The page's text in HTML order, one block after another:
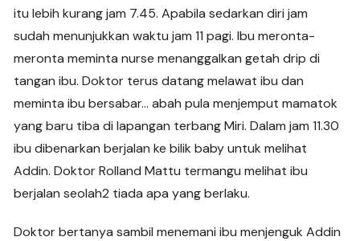
itu lebih kurang jam 7.45. Apabila sedarkan diri jam
sudah menunjukkan waktu jam 11 pagi. Ibu meronta-
meronta meminta nurse menanggalkan getah drip di
tangan ibu. Doktor terus datang melawat ibu dan
meminta ibu bersabar… abah pula menjemput mamatok
yang baru tiba di lapangan terbang Miri. Dalam jam 11.30
ibu dibenarkan berjalan ke bilik baby untuk melihat
Addin. Doktor Rolland Mattu termangu melihat ibu
berjalan seolah2 tiada apa yang berlaku.
Doktor bertanya sambil menemani ibu menjenguk Addin